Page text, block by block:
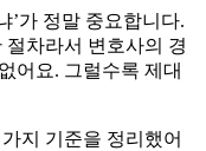
’가 정말 중요합니다.
차라서 변호사의 경
어요. 그럴수록 제대
지 기준을 정리했어